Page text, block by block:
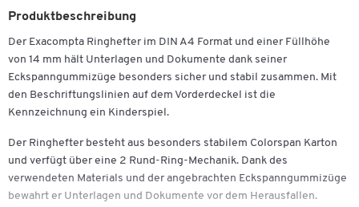
Produktbeschreibung
Der Exacompta Ringhefter im DIN A4 Format und einer Füllhöhe
von 14 mm hält Unterlagen und Dokumente dank seiner
Eckspanngummizüge besonders sicher und stabil zusammen. Mit
den Beschriftungslinien auf dem Vorderdeckel ist die
Kennzeichnung ein Kinderspiel.
Der Ringhefter besteht aus besonders stabilem Colorspan Karton
und verfügt über eine 2 Rund-Ring-Mechanik. Dank des
verwendeten Materials und der angebrachten Eckspanngummizüge
bewahrt er Unterlagen und Dokumente vor dem Herausfallen.